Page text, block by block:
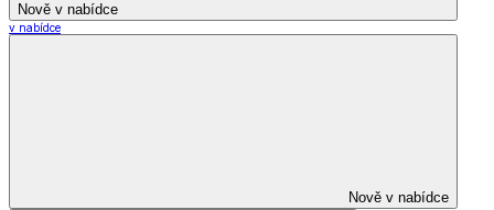
Nově v nabídce
v nabídce
Nově v nabídce